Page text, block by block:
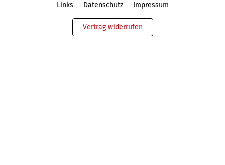
Links Datenschutz Impressum
Vertrag widerrufen